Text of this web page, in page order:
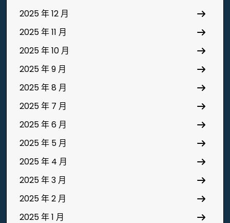
2025 年 12 月
2025 年 11 月
2025 年 10 月
2025 年 9 月
2025 年 8 月
2025 年 7 月
2025 年 6 月
2025 年 5 月
2025 年 4 月
2025 年 3 月
2025 年 2 月
2025 年 1 月